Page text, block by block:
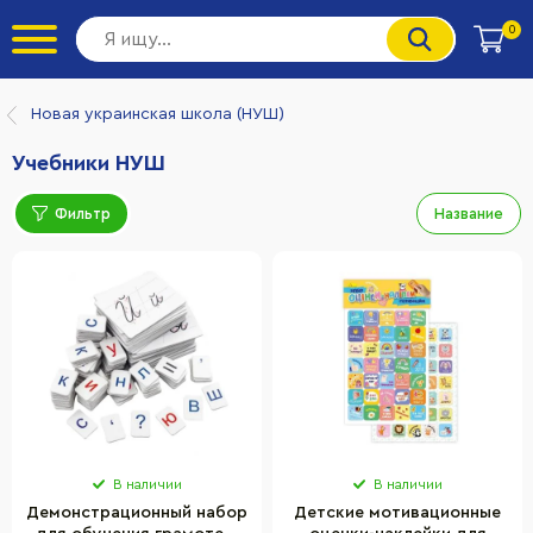
0
Новая украинская школа (НУШ)
Учебники НУШ
Фильтр Название
В наличии
Демонстрационный набор
В наличии
Детские мотивационные